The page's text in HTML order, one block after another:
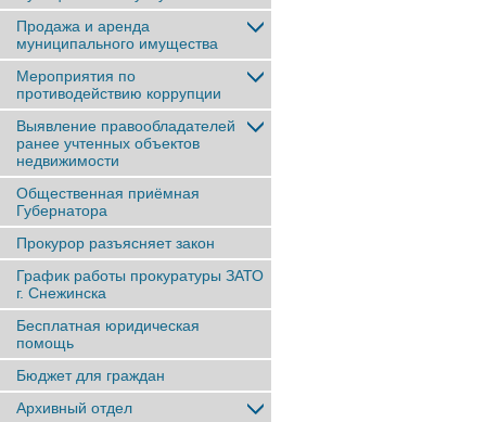
Продажа и аренда
муниципального имущества
Мероприятия по
противодействию коррупции
Выявление правообладателей
ранее учтенныx объектов
недвижимости
Общественная приёмная
Губернатора
Прокурор разъясняет закон
График работы прокуратуры ЗАТО
г. Снежинска
Бесплатная юридическая
помощь
Бюджет для граждан
Архивный отдел